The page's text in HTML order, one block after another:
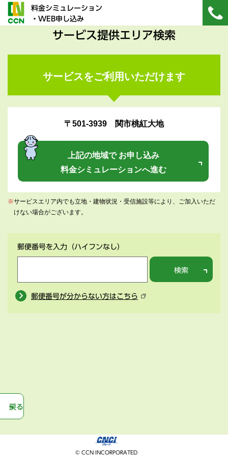
料金シミュレーション
・WEB申し込み
サービス提供エリア検索
サービスをご利用いただけます
〒501-3939 関市桃紅大地
上記の地域で お申し込み
料金シミュレーションへ進む
※サービスエリア内でも立地・建物状況・受信施設等により、ご加入いただ
けない場合がございます。
郵便番号を入力 （ハイフンなし）
検索
郵便番号が分からない方はこちら
戻る
© CCN INCORPORATED